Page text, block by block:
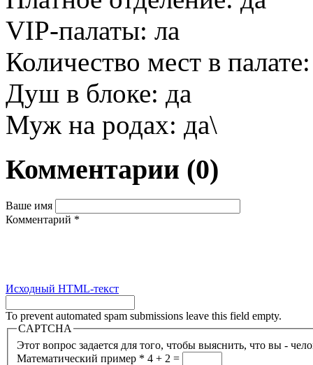
VIP-палаты: ла
Количество мест в
Душ в блоке: да
Муж на родах: да\
Комментарии (0)
Ваше имя
Комментарий *
Исходный HTML-текст
To prevent automated spam submissions leave this field empty.
CAPTCHA
Этот вопрос задается для того, чтобы выяснить, что вы -
Математический пример * 4 + 2 =